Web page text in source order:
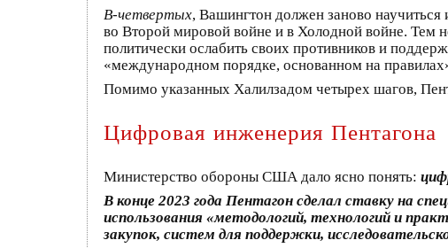
В-четвертых, Вашингтон должен заново
во Второй мировой войне и в Холодной войне. Тем
политически ослабить своих противников и
«международном порядке, основанном на
Помимо указанных Халилзадом четырех шагов,
Цифровая инженерия Пентагона
Министерство обороны США дало ясно понять:
В конце 2023 года Пентагон сделал ставку на
использования «методологий, технологий и
закупок, систем для поддержки,